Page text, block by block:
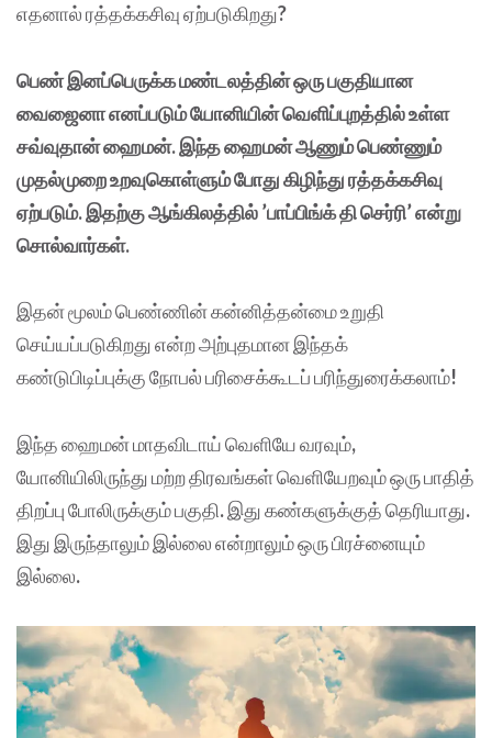
எதனால் ரத்தக்கசிவு ஏற்படுகிறது?
பெண் இனப்பெருக்க மண்டலத்தின் ஒரு பகுதியான
வைஜைனா எனப்படும் யோனியின் வெளிப்புறத்தில் உள்ள
சவ்வுதான் ஹைமன். இந்த ஹைமன் ஆணும் பெண்ணும்
முதல்முறை உறவுகொள்ளும் போது கிழிந்து ரத்தக்கசிவு
ஏற்படும். இதற்கு ஆங்கிலத்தில் ’பாப்பிங்க் தி செர்ரி’ என்று
சொல்வார்கள்.
இதன் மூலம் பெண்ணின் கன்னித்தன்மை உறுதி
செய்யப்படுகிறது என்ற அற்புதமான இந்தக்
கண்டுபிடிப்புக்கு நோபல் பரிசைக்கூடப் பரிந்துரைக்கலாம்!
இந்த ஹைமன் மாதவிடாய் வெளியே வரவும்,
யோனியிலிருந்து மற்ற திரவங்கள் வெளியேறவும் ஒரு பாதித்
திறப்பு போலிருக்கும் பகுதி.இது கண்களுக்குத் தெரியாது.
இது இருந்தாலும் இல்லை என்றாலும் ஒரு பிரச்னையும்
இல்லை.